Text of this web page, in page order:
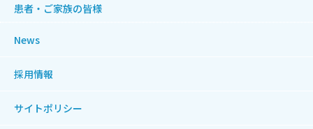
患者・ご家族の皆様
News
採用情報
サイトポリシー